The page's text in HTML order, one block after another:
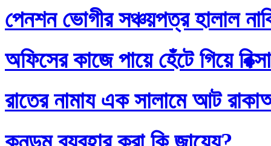
পেনশন ভোগীর সঞ্চয়পত্র হালাল
অফিসের কাজে পায়ে হেঁটে গিয়ে
রাতের নামায এক সালামে আট